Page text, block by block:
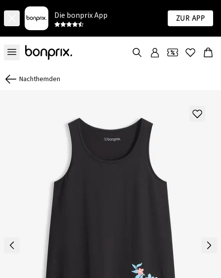
Die bonprix App Zur App
Nachthemden